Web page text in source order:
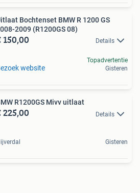
Bochtenset BMW R 1200 GS
2009 (R1200GS 08)
150,00 Details
website
Topadvertentie
Gisteren
R1200GS Mivv uitlaat
225,00 Details
Gisteren